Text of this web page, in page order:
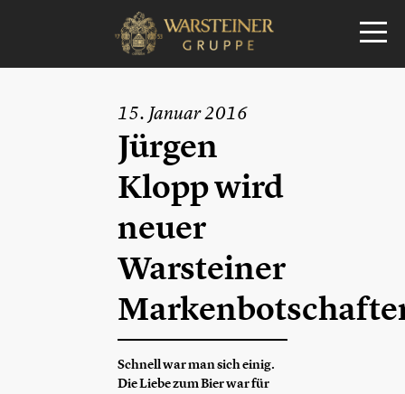
15. Januar 2016
Jürgen
Klopp wird
neuer
Warsteiner
Schnell war man sich einig.
Die Liebe zum Bier war für